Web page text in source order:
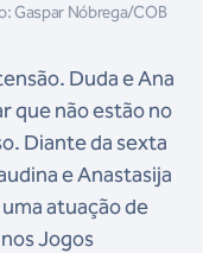
Gaspar Nóbrega/COB
Duda e Ana
que não estão no
Diante da sexta
e Anastasija
atuação de
Jogos